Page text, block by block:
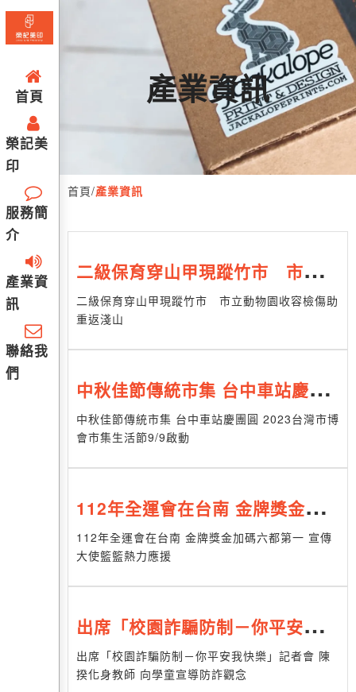
首頁
榮記美
印
服務簡
介
產業資
訊
聯絡我
們
產業資訊
首頁/產業資訊
二級保育穿山甲現蹤竹市 市立動
物園收容檢傷助重返淺山
二級保育穿山甲現蹤竹市 市立動物園收容檢傷助
重返淺山
中秋佳節傳統市集 台中車站慶團
圓 2023台灣市博會市集生活節9/
中秋佳節傳統市集 台中車站慶團圓 2023台灣市博
會市集生活節9/9啟動
112年全運會在台南 金牌獎金加
碼六都第一 宣傳大使籃籃熱力應
112年全運會在台南 金牌獎金加碼六都第一 宣傳
大使籃籃熱力應援
出席「校園詐騙防制－你平安我快
樂」記者會 陳揆化身教師 向學童
出席「校園詐騙防制－你平安我快樂」記者會 陳
揆化身教師 向學童宣導防詐觀念